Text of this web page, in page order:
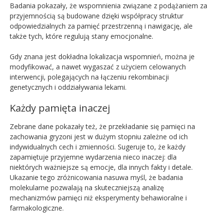
Badania pokazały, że wspomnienia związane z podążaniem za
przyjemnością są budowane dzięki współpracy struktur
odpowiedzialnych za pamięć przestrzenną i nawigację, ale
także tych, które regulują stany emocjonalne.
Gdy znana jest dokładna lokalizacja wspomnień, można je
modyfikować, a nawet wygaszać z użyciem celowanych
interwencji, polegających na łączeniu rekombinacji
genetycznych i oddziaływania lekami.
Każdy pamięta inaczej
Zebrane dane pokazały też, że przekładanie się pamięci na
zachowania gryzoni jest w dużym stopniu zależne od ich
indywidualnych cech i zmienności. Sugeruje to, że każdy
zapamiętuje przyjemne wydarzenia nieco inaczej: dla
niektórych ważniejsze są emocje, dla innych fakty i detale.
Ukazanie tego zróżnicowania nasuwa myśl, że badania
molekularne pozwalają na skuteczniejszą analizę
mechanizmów pamięci niż eksperymenty behawioralne i
farmakologiczne.